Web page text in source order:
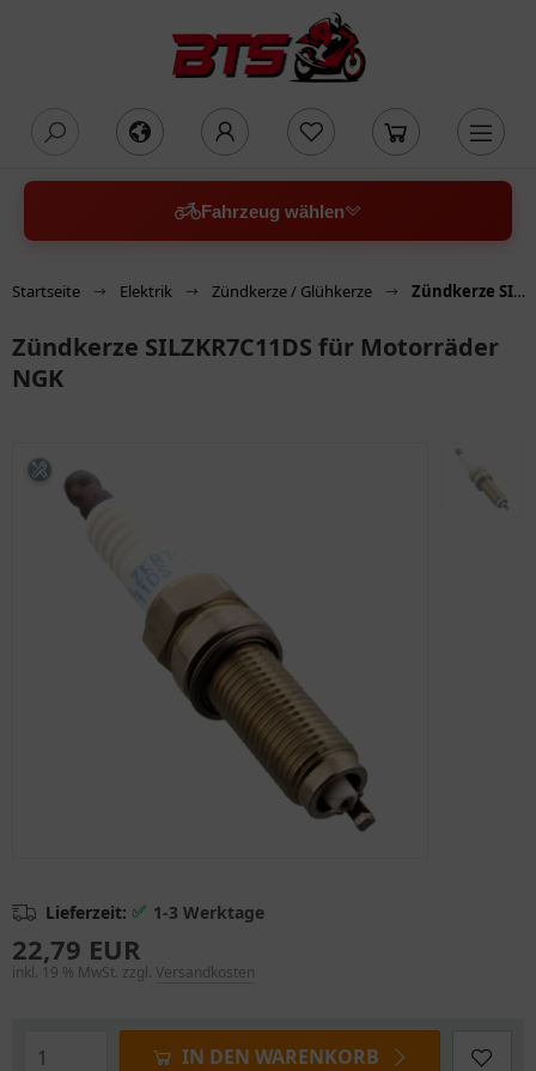
Fahrzeug wählen
Startseite Elektrik Zündkerze / Glühkerze Zündkerze SILZKR7C11DS für Motorräder NGK
Zündkerze SILZKR7C11DS für Motorräder
NGK
Lieferzeit: ✅ 1-3 Werktage
22,79 EUR
inkl. 19 % MwSt. zzgl. Versandkosten
IN DEN WARENKORB